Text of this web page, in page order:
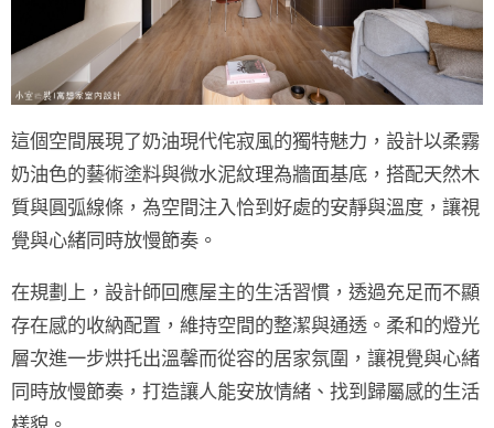
這個空間展現了奶油現代侘寂風的獨特魅力，設計以柔霧
奶油色的藝術塗料與微水泥紋理為牆面基底，搭配天然木
質與圓弧線條 ，為空間注入恰到好處的安靜與溫度，讓視
覺與心緒同時放慢節奏。
在規劃上，設計師回應屋主的生活習慣，透過充足而不顯
存在感的收納配置，維持空間的整潔與通透。柔和的燈光
層次進一步烘托出溫馨而從容的居家氛圍，讓視覺與心緒
同時放慢節奏，打造讓人能安放情緒、找到歸屬感的生活